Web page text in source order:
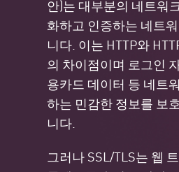
안)는 대부분의 네트워
화하고 인증하는 네트
니다. 이는 HTTP와
의 차이점이며 로그인
용카드 데이터 등 네트
하는 민감한 정보를 보
니다.
그러나 SSL/TLS는 웹